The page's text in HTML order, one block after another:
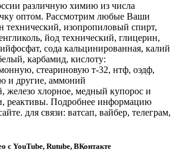
различную химию из числа
оптом. Рассмотрим любые Ваши
технический, изопропиловый спирт,
йод технический, глицерин,
сода кальцинированная, калий
карбамид, кислоту:
стеариновую т-32, нтф, оэдф,
и другие, аммоний
железо хлорное, медный купорос и
реактивы. Подробнее информацию
для связи: ватсап, вайбер, телеграм,
с YouTube, Rutube, ВКонтакте